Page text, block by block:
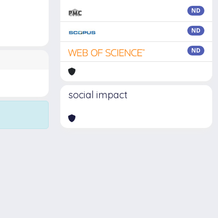
ND
ND
ND
social impact